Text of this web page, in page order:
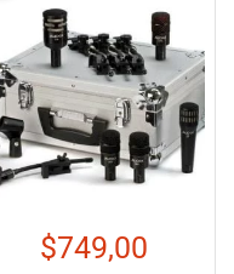
$749,00